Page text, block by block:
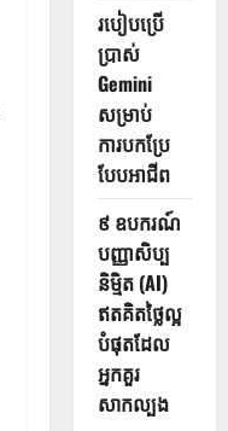
របៀបប្រើ
ប្រាស់
Gemini
សម្រាប់
ការបកប្រែ
បែបអាជីព
៩ ឧបករណ៍
បញ្ញាសិប្ប
និម្មិត (AI)
ឥតគិតថ្លៃល្អ
បំផុតដែល
អ្នកគួរ
សាកល្បង